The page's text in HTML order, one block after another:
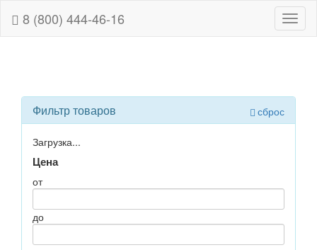
8 (800) 444-46-16
сброс
Фильтр товаров
Загрузка...
Цена
от
до